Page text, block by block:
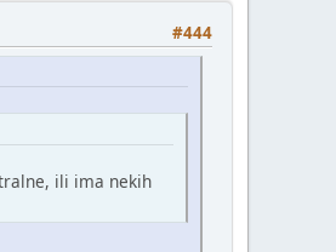
#444
ili ima nekih